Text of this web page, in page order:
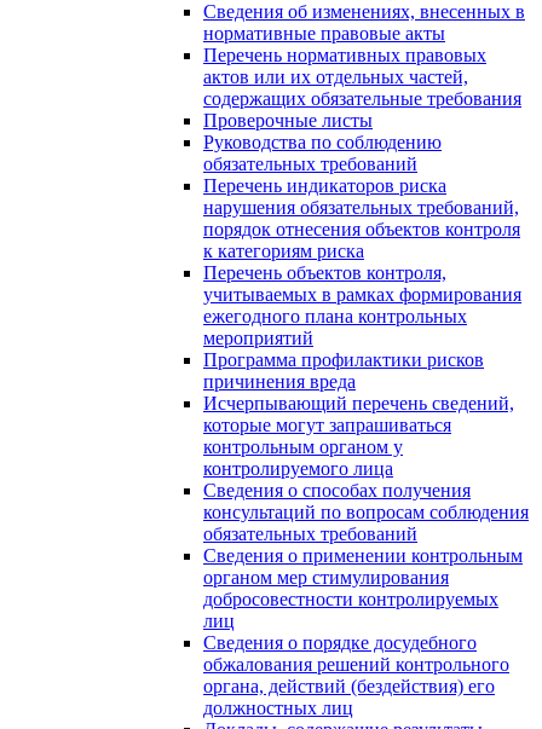
Сведения об изменениях, внесенных в
нормативные правовые акты
Перечень нормативных правовых
актов или их отдельных частей,
содержащих обязательные требования
Проверочные листы
Руководства по соблюдению
обязательных требований
Перечень индикаторов риска
нарушения обязательных требований,
порядок отнесения объектов контроля
к категориям риска
Перечень объектов контроля,
учитываемых в рамках формирования
ежегодного плана контрольных
мероприятий
Программа профилактики рисков
причинения вреда
Исчерпывающий перечень сведений,
которые могут запрашиваться
контрольным органом у
контролируемого лица
Сведения о способах получения
консультаций по вопросам соблюдения
обязательных требований
Сведения о применении контрольным
органом мер стимулирования
добросовестности контролируемых
лиц
Сведения о порядке досудебного
обжалования решений контрольного
органа, действий (бездействия) его
должностных лиц